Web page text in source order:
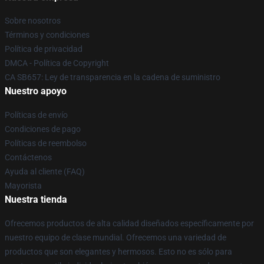
Sobre nosotros
Términos y condiciones
Política de privacidad
DMCA - Política de Copyright
CA SB657: Ley de transparencia en la cadena de suministro
Nuestro apoyo
Políticas de envío
Condiciones de pago
Políticas de reembolso
Contáctenos
Ayuda al cliente (FAQ)
Mayorista
Nuestra tienda
Ofrecemos productos de alta calidad diseñados específicamente por
nuestro equipo de clase mundial. Ofrecemos una variedad de
productos que son elegantes y hermosos. Esto no es sólo para